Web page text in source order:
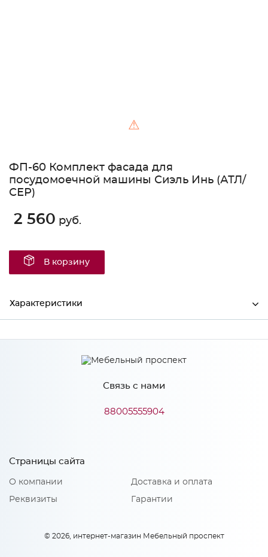
⚠
ФП-60 Комплект фасада для
посудомоечной машины Сиэль Инь (АТЛ/
СЕР)
2 560 руб.
В корзину
Характеристики
Производитель Сурская мебель
АТЛ/СЕР
Связь с нами
88005555904
Страницы сайта
О компании
Реквизиты
Доставка и оплата
Гарантии
© 2026, интернет-магазин Мебельный проспект